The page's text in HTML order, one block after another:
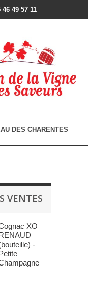
46 49 57 11
DES CHARENTES
VENTES
XO
-